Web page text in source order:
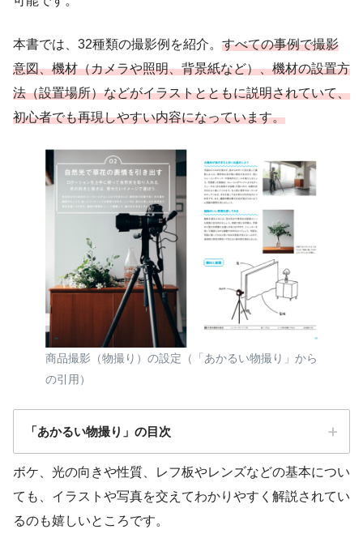
本書では、32種類の撮影例を紹介。 すべての事例で撮影
意図、機材（カメラや照明、背景紙など）、機材の設置方
法（設置場所）などがイラストとともに説明されていて、
初心者でも再現しやすい内容になっています。
商品撮影（物撮り）の設定（「あかるい物撮り」から
の引用）
「あかるい物撮り」の目次
はじめに
いろんな物撮り
ボケ、光の向きや性質、レフ板やレンズなどの基本につい
ても、イラストや写真を交えてわかりやすく解説されてい
るのも嬉しいところです。